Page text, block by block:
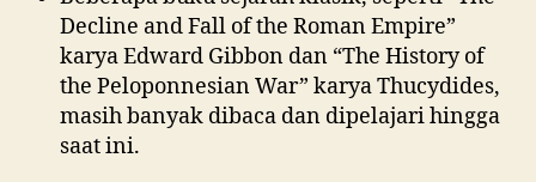
Decline and Fall of the Roman Empire”
karya Edward Gibbon dan “The History of
the Peloponnesian War” karya Thucydides,
masih banyak dibaca dan dipelajari hingga
saat ini.